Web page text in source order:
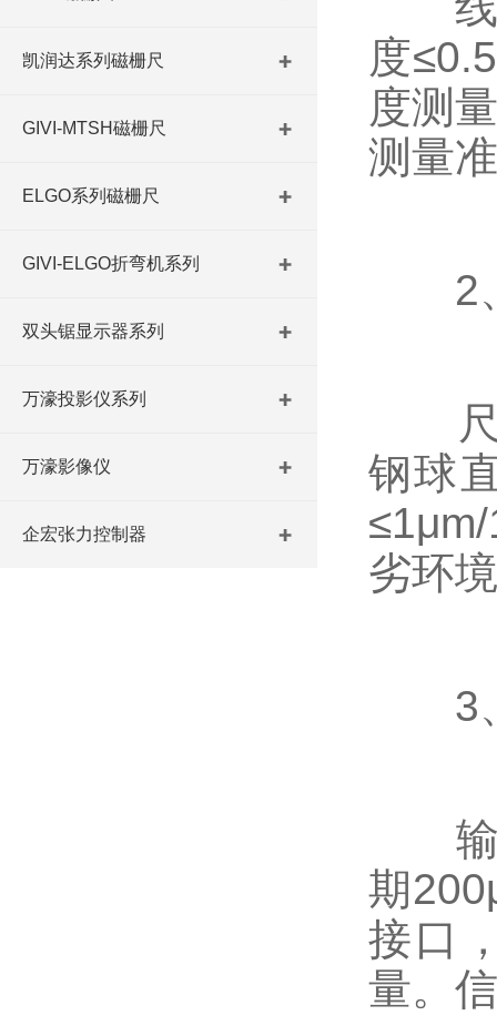
凯润达系列磁栅尺
GIVI-MTSH磁栅尺
ELGO系列磁栅尺
GIVI-ELGO折弯机系列
双头锯显示器系列
万濠投影仪系列
万濠影像仪
企宏张力控制器
度
度测
测量
2、
尺
钢球
劣环
3、
输出
期
接口
量。